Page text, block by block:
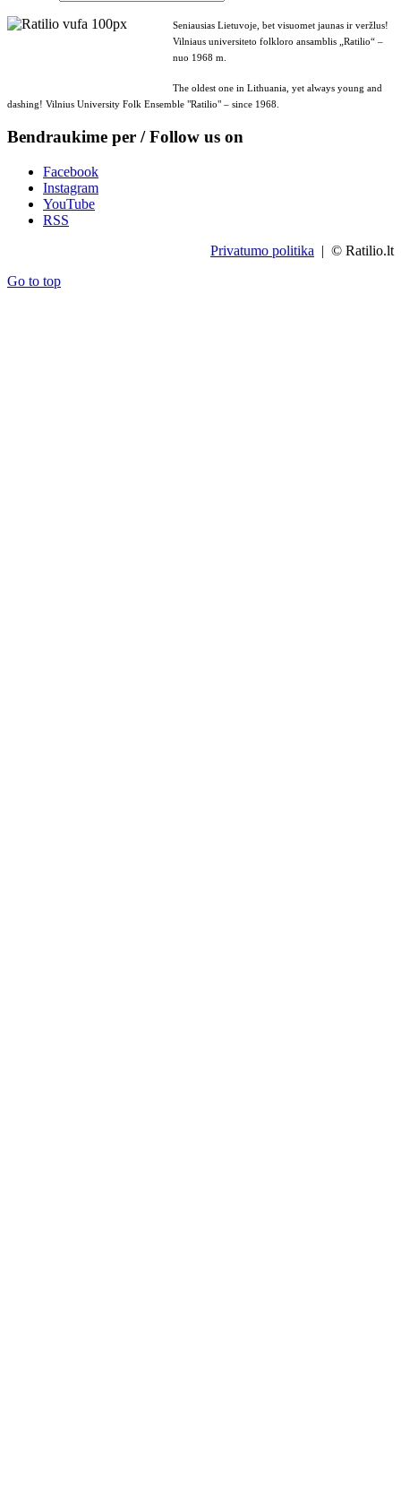
Seniausias Lietuvoje, bet visuomet jaunas ir veržlus!
Vilniaus universiteto folkloro ansamblis „Ratilio“ –
nuo 1968 m.
The oldest one in Lithuania, yet always young and
dashing! Vilnius University Folk Ensemble "Ratilio" – since 1968.
Bendraukime per / Follow us on
Facebook
Instagram
YouTube
RSS
Privatumo politika | © Ratilio.lt
Go to top